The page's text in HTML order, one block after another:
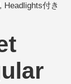
Headlights付き